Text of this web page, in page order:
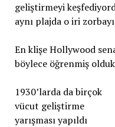
geliştirmeyi
aynı plajda o iri
En klişe Hollywood
böylece öğrenmiş
1930’larda da birçok
vücut geliştirme
yarışması yapıldı